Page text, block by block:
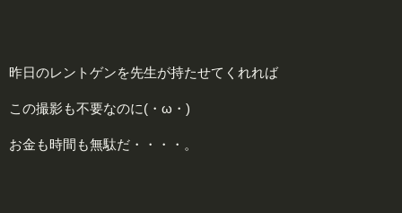
昨日のレントゲンを先生が持たせてくれれば
この撮影も不要なのに(・ω・)
お金も時間も無駄だ・・・・。